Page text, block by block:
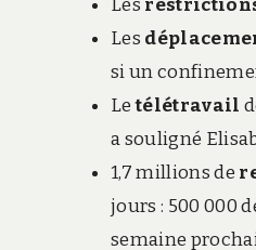
Les
Les
si un
Letélétravail
a souligné
1,7 millions de
jours : 500 000
semaine